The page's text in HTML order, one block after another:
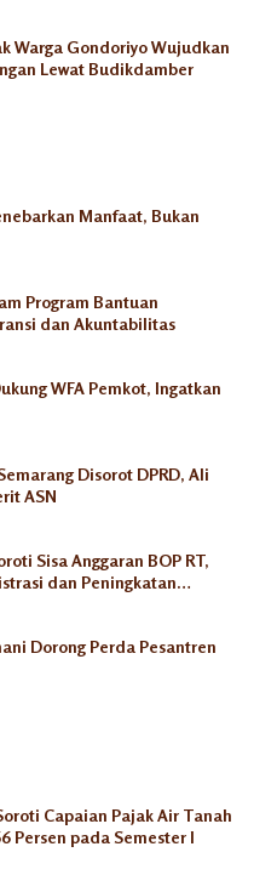
Warga Gondoriyo Wujudkan
Lewat Budikdamber
Manfaat, Bukan
Program Bantuan
dan Akuntabilitas
WFA Pemkot, Ingatkan
Disorot DPRD, Ali
ASN
Sisa Anggaran BOP RT,
dan Peningkatan
Dorong Perda Pesantren
Capaian Pajak Air Tanah
Persen pada Semester I